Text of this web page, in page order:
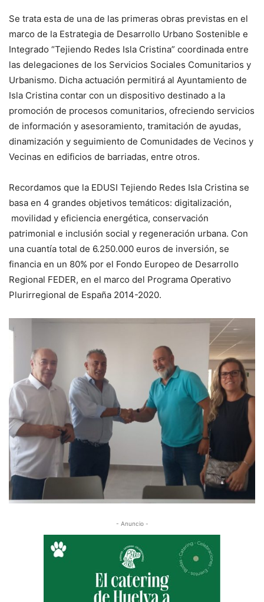
Se trata esta de una de las primeras obras previstas en el
marco de la Estrategia de Desarrollo Urbano Sostenible e
Integrado “Tejiendo Redes Isla Cristina” coordinada entre
las delegaciones de los Servicios Sociales Comunitarios y
Urbanismo. Dicha actuación permitirá al Ayuntamiento de
Isla Cristina contar con un dispositivo destinado a la
promoción de procesos comunitarios, ofreciendo servicios
de información y asesoramiento, tramitación de ayudas,
dinamización y seguimiento de Comunidades de Vecinos y
Vecinas en edificios de barriadas, entre otros.
Recordamos que la EDUSI Tejiendo Redes Isla Cristina se
basa en 4 grandes objetivos temáticos: digitalización,
movilidad y eficiencia energética, conservación
patrimonial e inclusión social y regeneración urbana. Con
una cuantía total de 6.250.000 euros de inversión, se
financia en un 80% por el Fondo Europeo de Desarrollo
Regional FEDER, en el marco del Programa Operativo
Plurirregional de España 2014-2020.
- Anuncio -